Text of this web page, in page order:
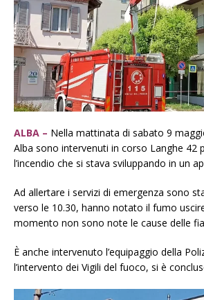
ALBA – Nella mattinata di sabato 9
Alba sono intervenuti in corso Langhe 42
l’incendio che si stava sviluppando in un
Ad allertare i servizi di emergenza sono
verso le 10.30, hanno notato il fumo
momento non sono note le cause delle
È anche intervenuto l’equipaggio della
l’intervento dei Vigili del fuoco, si è